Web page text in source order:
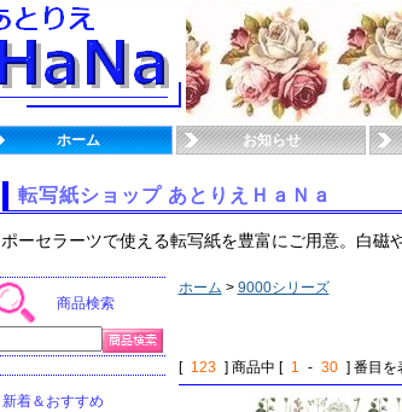
ホーム お知らせ
転写紙ショップ あとりえＨａＮａ
ポーセラーツで使える転写紙を豊富にご用意。白磁
商品検索
新着＆おすすめ
ホーム > 9000シリーズ
[
123 ] 商品中 [ 1 - 30 ] 番目を